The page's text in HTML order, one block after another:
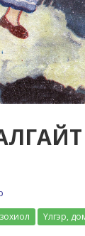
Үлгэр,